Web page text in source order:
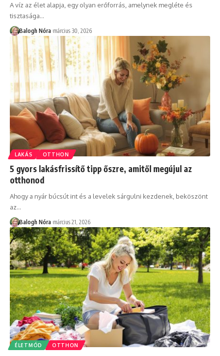
A víz az élet alapja, egy olyan erőforrás, amelynek megléte és
tisztasága…
Balogh Nóra március 30, 2026
LAKÁS OTTHON
5 gyors lakásfrissítő tipp őszre, amitől megújul az
otthonod
Ahogy a nyár búcsút int és a levelek sárgulni kezdenek, beköszönt
az…
Balogh Nóra március 21, 2026
ÉLETMÓD OTTHON